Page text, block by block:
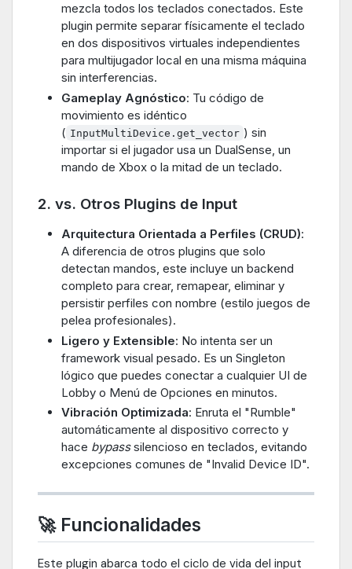
mezcla todos los teclados conectados. Este
plugin permite separar físicamente el teclado
en dos dispositivos virtuales independientes
para multijugador local en una misma máquina
sin interferencias.
Gameplay Agnóstico: Tu código de
movimiento es idéntico
( InputMultiDevice.get_vector ) sin
importar si el jugador usa un DualSense, un
mando de Xbox o la mitad de un teclado.
2. vs. Otros Plugins de Input
Arquitectura Orientada a Perfiles (CRUD):
A diferencia de otros plugins que solo
detectan mandos, este incluye un backend
completo para crear, remapear, eliminar y
persistir perfiles con nombre (estilo juegos de
pelea profesionales).
Ligero y Extensible: No intenta ser un
framework visual pesado. Es un Singleton
lógico que puedes conectar a cualquier UI de
Lobby o Menú de Opciones en minutos.
Vibración Optimizada: Enruta el "Rumble"
automáticamente al dispositivo correcto y
hace bypasssilencioso en teclados, evitando
excepciones comunes de "Invalid Device ID".
🚀 Funcionalidades
Este plugin abarca todo el ciclo de vida del input